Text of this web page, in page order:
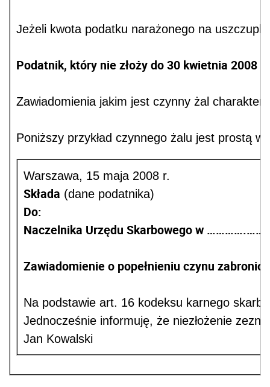
Jeżeli kwota podatku narażonego na
Podatnik, który nie złoży do 30 kwietnia 2008
Zawiadomienia jakim jest czynny żal
Poniższy przykład czynnego żalu jest prostą
Warszawa, 15 maja 2008 r.
Składa (dane podatnika)
Do:
Naczelnika Urzędu Skarbowego w ………….…….
Zawiadomienie o popełnieniu czynu
Na podstawie art. 16 kodeksu karnego
Jednocześnie informuję, że niezłożenie
Jan Kowalski